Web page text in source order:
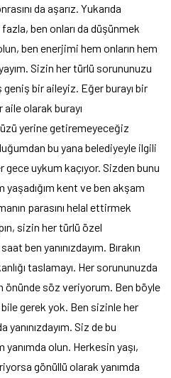
da aşarız. Yukarıda
ben onları da düşünmek
ben enerjimi hem onların hem
Sizin her türlü sorununuzu
bir aileyiz. Eğer burayı bir
olarak burayı
yerine getiremeyeceğiz
bu yana belediyeyle ilgili
gece uykum kaçıyor. Sizden bunu
kent ve ben akşam
parasını helal ettirmek
sizin her türlü özel
ben yanınızdayım. Bırakın
taslamayı. Her sorununuzda
önünde söz veriyorum. Ben böyle
gerek yok. Ben sizinle her
Siz de bu
olun. Herkesin yaşı,
gönüllü olarak yanımda